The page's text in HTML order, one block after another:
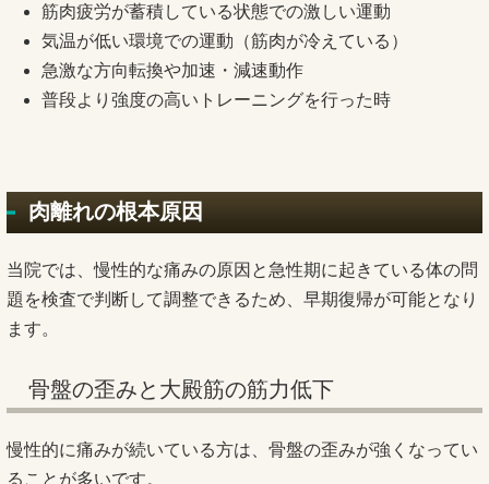
筋肉疲労が蓄積している状態での激しい運動
気温が低い環境での運動（筋肉が冷えている）
急激な方向転換や加速・減速動作
普段より強度の高いトレーニングを行った時
肉離れの根本原因
当院では、慢性的な痛みの原因と急性期に起きている体の問
題を検査で判断して調整できるため、早期復帰が可能となり
ます。
骨盤の歪みと大殿筋の筋力低下
慢性的に痛みが続いている方は、骨盤の歪みが強くなってい
ることが多いです。